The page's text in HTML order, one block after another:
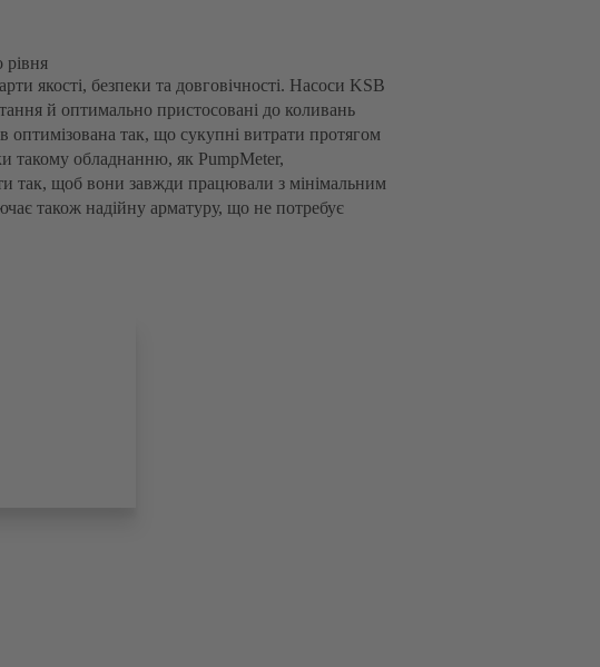
рівня
якості, безпеки та довговічності. Насоси KSB
й оптимально пристосовані до коливань
оптимізована так, що сукупні витрати протягом
такому обладнанню, як PumpMeter,
так, щоб вони завжди працювали з мінімальним
також надійну арматуру, що не потребує